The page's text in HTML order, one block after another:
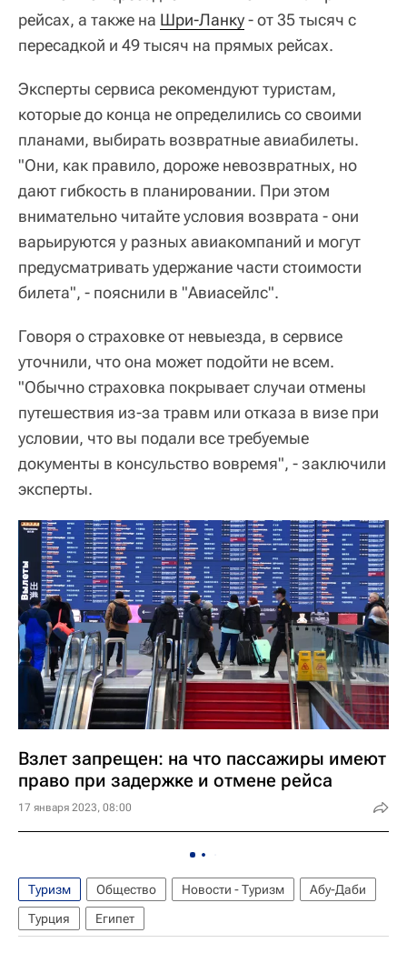
рейсах, а также на Шри-Ланку- от 35 тысяч с
пересадкой и 49 тысяч на прямых рейсах.
Эксперты сервиса рекомендуют туристам,
которые до конца не определились со своими
планами, выбирать возвратные авиабилеты.
"Они, как правило, дороже невозвратных, но
дают гибкость в планировании. При этом
внимательно читайте условия возврата - они
варьируются у разных авиакомпаний и могут
предусматривать удержание части стоимости
билета", - пояснили в "Авиасейлс".
Говоря о страховке от невыезда, в сервисе
уточнили, что она может подойти не всем.
"Обычно страховка покрывает случаи отмены
путешествия из-за травм или отказа в визе при
условии, что вы подали все требуемые
документы в консульство вовремя", - заключили
эксперты.
Взлет запрещен: на что пассажиры имеют
право при задержке и отмене рейса
17 января 2023, 08:00
Туризм Общество Новости - Туризм
Абу-Даби
Турция
Египет